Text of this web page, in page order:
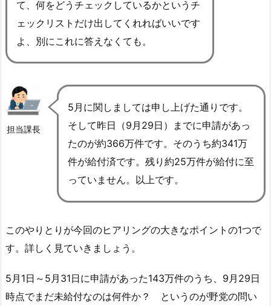
て、何をどうチェックしているかというチ
ェックリストだけ出してくれればいいです
よ、別にこれに答えなくても。
担当課長
5月に関しましては申し上げた通りです。
そして昨日（9月29日）までに申請があっ
たのが約366万件です。そのうち約341万
件が給付済です。残り約25万件が給付に至
っていません。以上です。
このやりとりが今回のヒアリングの大きなポイントの1つで
す。詳しく見ていきましょう。
5月1日～5月31日に申請があった143万件のうち、9月29日
時点でまだ未給付なのは何件か？ というのが野党の問い